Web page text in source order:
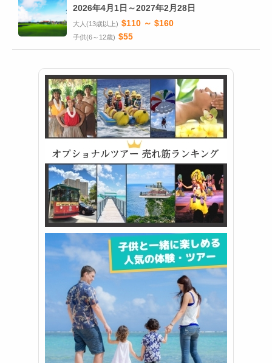
2026年4月1日～2027年2月28日
大人(13歳以上) $110 ～ $160
子供(6～12歳) $55